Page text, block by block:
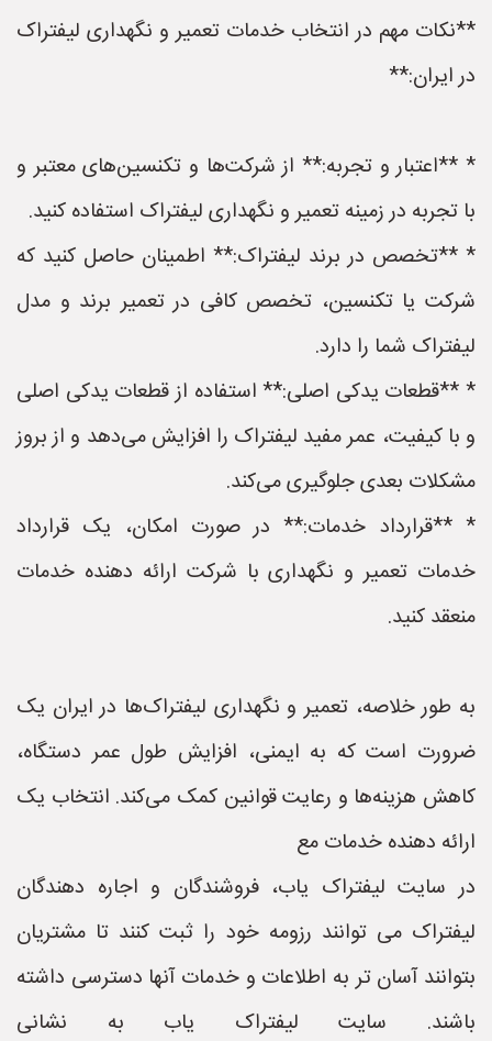
**نکات مهم در انتخاب خدمات تعمیر و نگهداری لیفتراک
در ایران:**
* **اعتبار و تجربه:** از شرکت‌ها و تکنسین‌های معتبر و
با تجربه در زمینه تعمیر و نگهداری لیفتراک استفاده کنید.
* **تخصص در برند لیفتراک:** اطمینان حاصل کنید که
شرکت یا تکنسین، تخصص کافی در تعمیر برند و مدل
لیفتراک شما را دارد.
* **قطعات یدکی اصلی:** استفاده از قطعات یدکی اصلی
و با کیفیت، عمر مفید لیفتراک را افزایش می‌دهد و از بروز
مشکلات بعدی جلوگیری می‌کند.
* **قرارداد خدمات:** در صورت امکان، یک قرارداد
خدمات تعمیر و نگهداری با شرکت ارائه دهنده خدمات
منعقد کنید.
به طور خلاصه، تعمیر و نگهداری لیفتراک‌ها در ایران یک
ضرورت است که به ایمنی، افزایش طول عمر دستگاه،
کاهش هزینه‌ها و رعایت قوانین کمک می‌کند. انتخاب یک
ارائه دهنده خدمات مع
در سایت لیفتراک یاب، فروشندگان و اجاره دهندگان
لیفتراک می توانند رزومه خود را ثبت کنند تا مشتریان
بتوانند آسان تر به اطلاعات و خدمات آنها دسترسی داشته
باشند. سایت لیفتراک یاب به نشانی